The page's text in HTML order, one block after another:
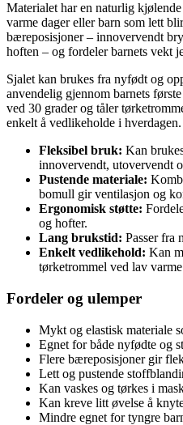
Materialet har en naturlig
varme dager eller barn som lett
bæreposisjoner – innovervendt
hoften – og fordeler barnets vekt
Sjalet kan brukes fra nyfødt og
anvendelig gjennom barnets
ved 30 grader og tåler
enkelt å vedlikeholde i hverdagen.
Fleksibel bruk: Kan
innovervendt, utovervendt
Pustende materiale:
bomull gir ventilasjon og
Ergonomisk støtte:
og hofter.
Lang brukstid: Passer fra
Enkelt vedlikehold: Kan
tørketrommel ved lav
Fordeler og ulemper
Mykt og elastisk materiale
Egnet for både nyfødte og
Flere bæreposisjoner gir
Lett og pustende
Kan vaskes og tørkes i
Kan kreve litt øvelse å
Mindre egnet for tyngre